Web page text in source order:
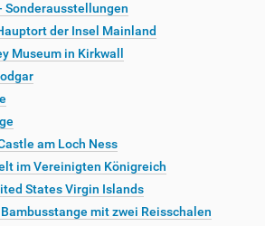
Sonderausstellungen
der Insel Mainland
Museum in Kirkwall
am Loch Ness
im Vereinigten Königreich
States Virgin Islands
mit zwei Reisschalen